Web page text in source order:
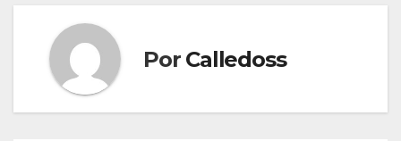
Por Calledoss